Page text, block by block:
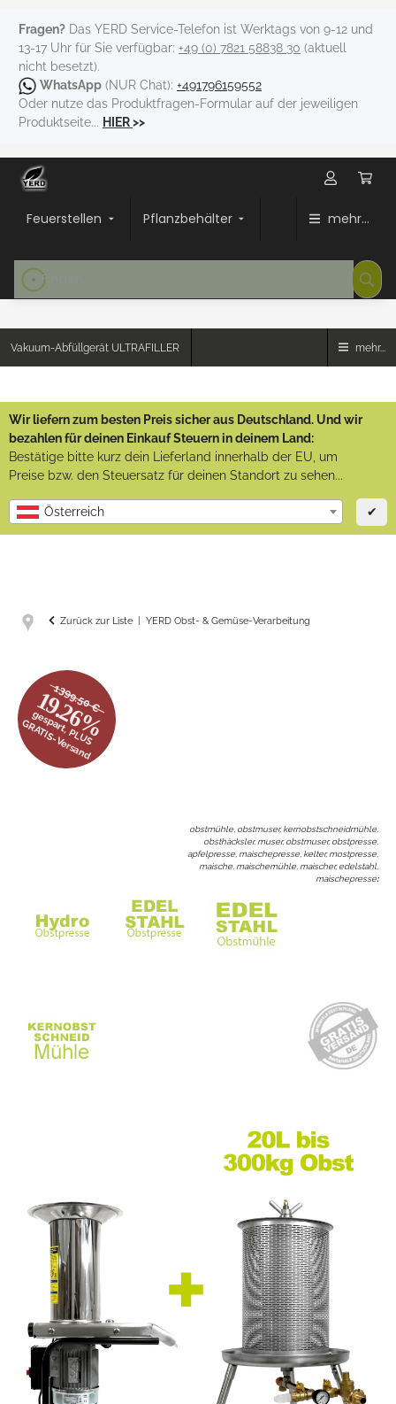
Fragen? Das YERD Service-Telefon ist Werktags von 9-12 und
13-17 Uhr für Sie verfügbar: +49 (0) 7821 58838 30 (aktuell
nicht besetzt).
WhatsApp (NUR Chat): +491796159552
Oder nutze das Produktfragen-Formular auf der jeweiligen
Produktseite... HIER>>
Feuerstellen Pflanzbehälter mehr...
Vakuum-Abfüllgerät ULTRAFILLER mehr...
Wir liefern zum besten Preis sicher aus Deutschland. Und wir
bezahlen für deinen Einkauf Steuern in deinem Land:
Bestätige bitte kurz dein Lieferland innerhalb der EU, um
Preise bzw. den Steuersatz für deinen Standort zu sehen...
Österreich ✔
Zurück zur Liste YERD Obst- & Gemüse-Verarbeitung
1399.50 €
19.26%
gespart, PLUS
GRATIS-Versand
obstmühle, obstmuser, kernobstschneidmühle,
obsthäcksler, muser, obstmuser, obstpresse,
apfelpresse, maischepresse, kelter, mostpresse,
maische, maischemühle, maischer, edelstahl,
maischepresse: